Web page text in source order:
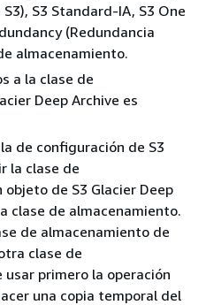
S3 Standard-IA, S3 One
(Redundancia
almacenamiento.
a la clase de
Deep Archive es
de configuración de S3
la clase de
de S3 Glacier Deep
clase de almacenamiento.
de almacenamiento de
clase de
primero la operación
una copia temporal del